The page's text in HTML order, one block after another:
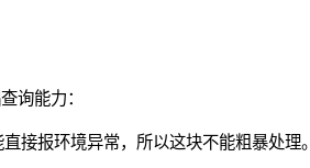
询能力：
接报环境异常，所以这块不能粗暴处理。